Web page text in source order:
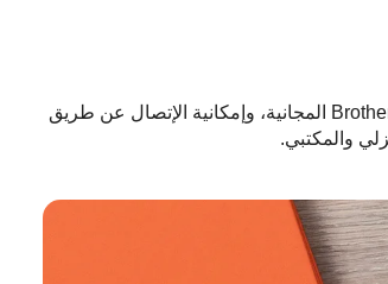
إن PT-D460BT هي طابعة ملصقات مكتبية سهلة ومرنة الإستخدام. وهي تحتوي على شاشة رسومية كبيرة، ولوحة مفاتيح QWERTY، وبرامج وتطبيقات Brother المجانية، وإمكانية الإتصال عن طريق